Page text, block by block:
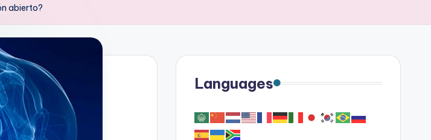
abierto?
Languages